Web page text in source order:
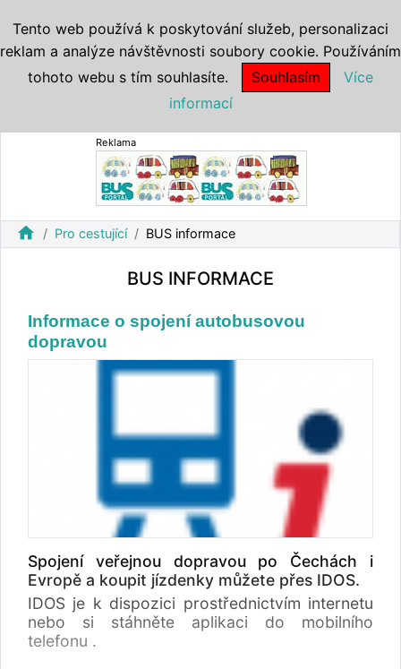
Reklama
home Pro cestující BUS informace
BUS INFORMACE
Informace o spojení autobusovou
dopravou
Spojení veřejnou dopravou po Čechách i
Evropě a koupit jízdenky můžete přes IDOS.
IDOS je k dispozici prostřednictvím internetu
nebo si stáhněte aplikaci do mobilního
telefonu .
Tento web používá k poskytování služeb, personalizaci
reklam a analýze návštěvnosti soubory cookie. Používáním
tohoto webu s tím souhlasíte.
Souhlasím
Více
informací